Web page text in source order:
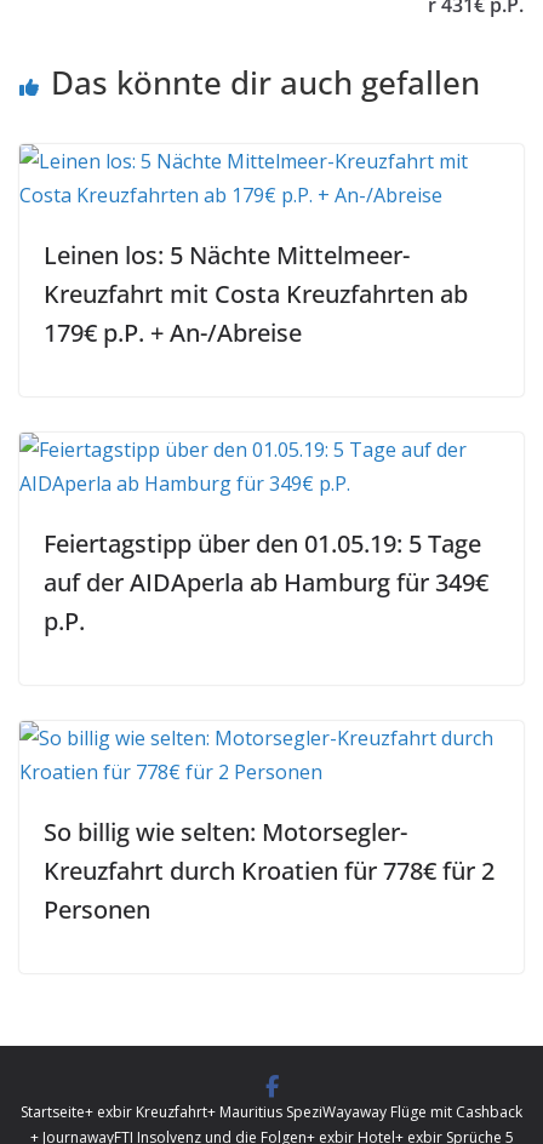
Das könnte dir auch gefallen
Leinen los: 5 Nächte Mittelmeer-
Kreuzfahrt mit Costa Kreuzfahrten ab
179€ p.P. + An-/Abreise
Feiertagstipp über den 01.05.19: 5 Tage
auf der AIDAperla ab Hamburg für 349€
p.P.
So billig wie selten: Motorsegler-
Kreuzfahrt durch Kroatien für 778€ für 2
Personen
Startseite+ exbir Kreuzfahrt+ Mauritius SpeziWayaway Flüge mit Cashback
+ JournawayFTI Insolvenz und die Folgen+ exbir Hotel+ exbir Sprüche 5